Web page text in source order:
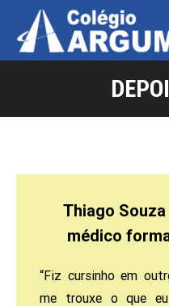
Você
Thiago
médico
“Fiz cursinho em
me trouxe o que